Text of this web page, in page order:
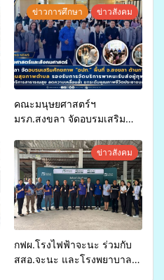
ข่าวการศึกษา ข่าวสังคม
คณะมนุษยศาสตร์ฯ
มรภ.สงขลา จัดอบรมเสริม
จ่ายงบกองทุนสุขภาพตำบล
รองรับการจัดบริการพาหนะรับ
ส่งผู้ทุพพลภาพเพื่อเข้ารับ
บริการสาธารณสุข ลดความ
เหลื่อมล้ำ ยกระดับคุณภาพ
ชีวิตประชาชนอย่างยั่งยืน
ข่าวสังคม
กฟผ.โรงไฟฟ้าจะนะ ร่วมกับ
สสอ.จะนะ และโรงพยาบาล